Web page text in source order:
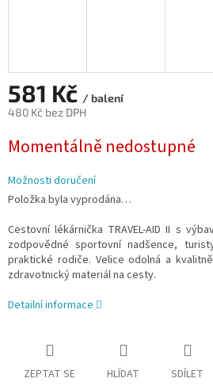
581 Kč / balení
480 Kč bez DPH
cena:
Momentálně nedostupné
Možnosti doručení
Položka byla vyprodána…
Cestovní lékárnička TRAVEL-AID II s
zodpovědné sportovní nadšence,
praktické rodiče. Velice odolná a
zdravotnický materiál na cesty.
Detailní informace
ZEPTAT SE HLÍDAT SDÍLET